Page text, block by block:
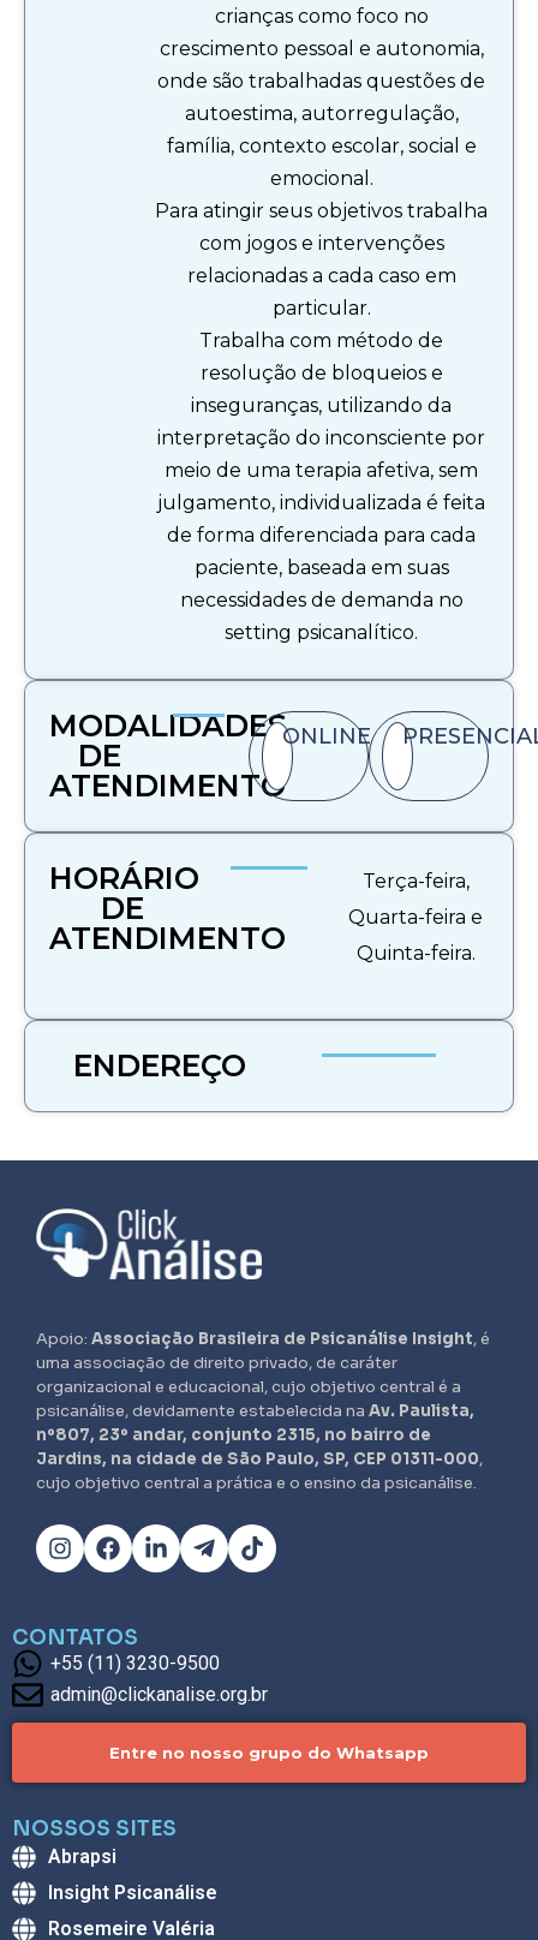
crianças como foco no
crescimento pessoal e autonomia,
onde são trabalhadas questões de
autoestima, autorregulação,
família, contexto escolar, social e
emocional.
Para atingir seus objetivos trabalha
com jogos e intervenções
relacionadas a cada caso em
particular.
Trabalha com método de
resolução de bloqueios e
inseguranças, utilizando da
interpretação do inconsciente por
meio de uma terapia afetiva, sem
julgamento, individualizada é feita
de forma diferenciada para cada
paciente, baseada em suas
necessidades de demanda no
setting psicanalítico.
MODALIDADES
DE
ATENDIMENTO​
ONLINE
HORÁRIO
DE
ATENDIMENTO
Terça-feira,
Quarta-feira e
Quinta-feira.
ENDEREÇO
Apoio: Associação Brasileira de Psicanálise Insight, é
uma associação de direito privado, de caráter
organizacional e educacional, cujo objetivo central é a
psicanálise, devidamente estabelecida na Av. Paulista,
nº807, 23º andar, conjunto 2315, no bairro de
Jardins, na cidade de São Paulo, SP, CEP 01311-000,
cujo objetivo central a prática e o ensino da psicanálise.
CONTATOS
+55 (11) 3230-9500
admin@clickanalise.org.br
Entre no nosso grupo do Whatsapp
NOSSOS SITES
Abrapsi
Insight Psicanálise
Rosemeire Valéria